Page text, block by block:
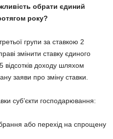
обрати єдиний
року?
групи за ставкою 2
змінити ставку єдиного
відсотків доходу шляхом
заяви про зміну ставки.
суб’єкти господарювання:
або перехід на спрощену